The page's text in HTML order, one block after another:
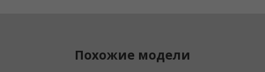
Похожие модели